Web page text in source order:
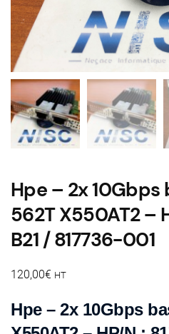
Hpe – 2x 10Gbps
562T X550AT2 –
B21 / 817736-001
120,00€ HT
Hpe – 2x 10Gbps